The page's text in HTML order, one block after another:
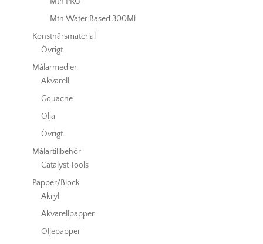
Mtn Water Based 300Ml
Konstnärsmaterial
Övrigt
Målarmedier
Akvarell
Gouache
Olja
Övrigt
Målartillbehör
Catalyst Tools
Papper/Block
Akryl
Akvarellpapper
Oljepapper